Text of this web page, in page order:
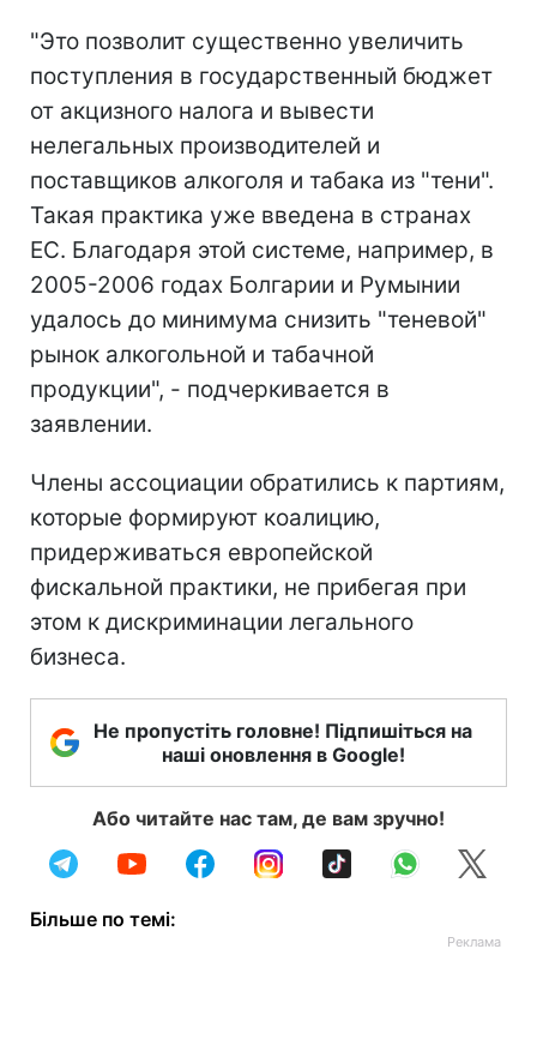
"Это позволит существенно увеличить
поступления в государственный бюджет
от акцизного налога и вывести
нелегальных производителей и
поставщиков алкоголя и табака из "тени".
Такая практика уже введена в странах
ЕС. Благодаря этой системе, например, в
2005-2006 годах Болгарии и Румынии
удалось до минимума снизить "теневой"
рынок алкогольной и табачной
продукции", - подчеркивается в
заявлении.
Члены ассоциации обратились к партиям,
которые формируют коалицию,
придерживаться европейской
фискальной практики, не прибегая при
этом к дискриминации легального
бизнеса.
Не пропустіть головне! Підпишіться на
наші оновлення в Google!
Або читайте нас там, де вам зручно!
Більше по темі: